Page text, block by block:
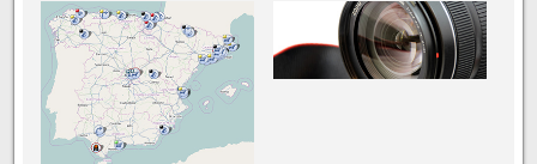
NÚMERO ACTUALHEMEROTECA